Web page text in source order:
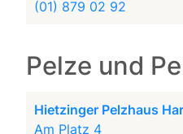
(01) 879 02 92
Pelze und
Hietzinger Pelzhaus
Am Platz 4